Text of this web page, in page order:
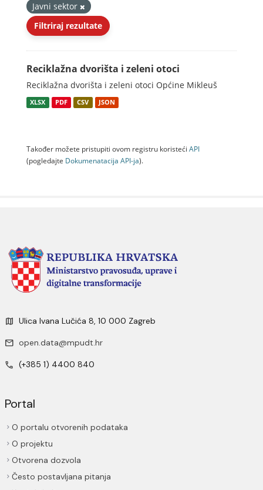
Javni sektor
Filtriraj rezultate
Reciklažna dvorišta i zeleni otoci
Reciklažna dvorišta i zeleni otoci Općine Mikleuš
XLSX PDF CSV JSON
Također možete pristupiti ovom registru koristeći API
(pogledajte Dokumenаtаcijа API-jа).